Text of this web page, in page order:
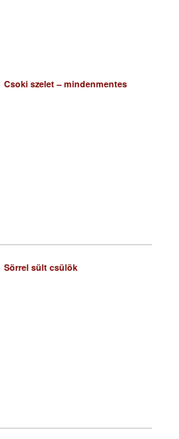
Csoki szelet – mindenmentes
Sörrel sült csülök